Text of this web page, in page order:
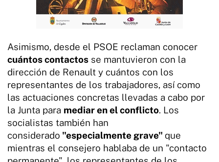
Asimismo, desde el PSOE reclaman conocer
cuántos contactos se mantuvieron con la
dirección de Renault y cuántos con los
representantes de los trabajadores, así como
las actuaciones concretas llevadas a cabo por
la Junta para mediar en el conflicto. Los
socialistas también han
considerado "especialmente grave" que
mientras el consejero hablaba de un "contacto